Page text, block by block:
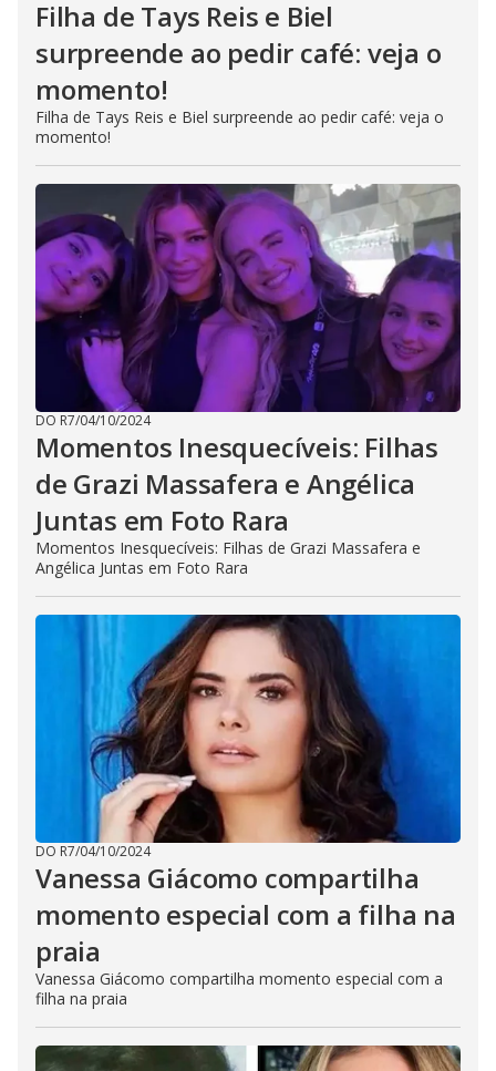
Filha de Tays Reis e Biel
surpreende ao pedir café: veja o
momento!
Filha de Tays Reis e Biel surpreende ao pedir café: veja o
momento!
DO R7/04/10/2024
Momentos Inesquecíveis: Filhas
de Grazi Massafera e Angélica
Juntas em Foto Rara
Momentos Inesquecíveis: Filhas de Grazi Massafera e
Angélica Juntas em Foto Rara
DO R7/04/10/2024
Vanessa Giácomo compartilha
momento especial com a filha na
praia
Vanessa Giácomo compartilha momento especial com a
filha na praia